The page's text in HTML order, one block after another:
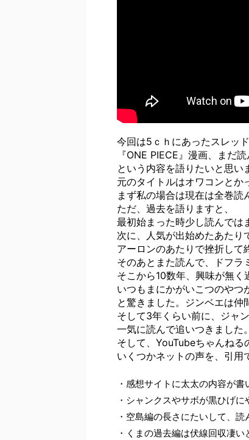
今回は5ｃｈにあったスレッ
『ONE PIECE』漫画、まだ読
という内容を語りたいと思い
元のタイトルはオワコンとか
まず私の場合は現在は全巻読
ただ、過去を語りますと、
最初始まった時少し読んでは
次に、人気が出始めたあたり
アーロンのあたりで挫折して
そのあとまた読んで、ドフラ
そこから10数年、興味が無
いつもまにかがいこつのやつ
と驚きました。ジンベエは仲
そして3年くらい前に、ジャ
一気に読んで追いつきました。
そして、YouTubeちゃんねる
いくつかネットの声を、引用
・感想サイトに太太の内容が
・シャンクスやサボが黒ひげ
・空島編の長さにたいして、
・くまの過去編は伏線回収凄い